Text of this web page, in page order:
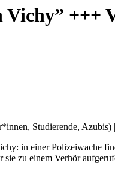
+++
Studierende,
in einer Polizeiwache
zu einem Verhör